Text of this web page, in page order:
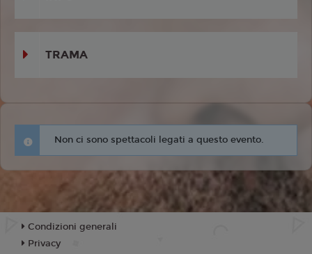
TRAMA
Non ci sono spettacoli legati a questo evento.
Condizioni generali
Privacy